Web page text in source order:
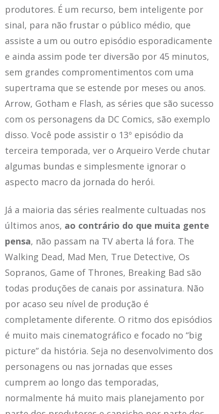
produtores. É um recurso, bem inteligente por
sinal, para não frustar o público médio, que
assiste a um ou outro episódio esporadicamente
e ainda assim pode ter diversão por 45 minutos,
sem grandes compromentimentos com uma
supertrama que se estende por meses ou anos.
Arrow, Gotham e Flash, as séries que são sucesso
com os personagens da DC Comics, são exemplo
disso. Você pode assistir o 13º episódio da
terceira temporada, ver o Arqueiro Verde chutar
algumas bundas e simplesmente ignorar o
aspecto macro da jornada do herói.
Já a maioria das séries realmente cultuadas nos
últimos anos, ao contrário do que muita gente
pensa, não passam na TV aberta lá fora. The
Walking Dead, Mad Men, True Detective, Os
Sopranos, Game of Thrones, Breaking Bad são
todas produções de canais por assinatura. Não
por acaso seu nível de produção é
completamente diferente. O ritmo dos episódios
é muito mais cinematográfico e focado no “big
picture” da história. Seja no desenvolvimento dos
personagens ou nas jornadas que esses
cumprem ao longo das temporadas,
normalmente há muito mais planejamento por